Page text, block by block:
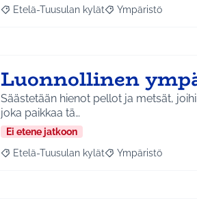
Rajaa tulokset aihepiirin mukaan: Etelä-
Etelä-Tuusulan kylät Rajaa tulokset
Ympäristö
Luonnollinen
Säästetään hienot pellot ja metsät,
joka paikkaa tä…
Ei etene jatkoon
Rajaa tulokset aihepiirin mukaan: Etelä-
Etelä-Tuusulan kylät Rajaa tulokset
Ympäristö